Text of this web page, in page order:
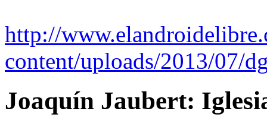
http://
content/uploads/2013/07/
Joaquín Jaubert: